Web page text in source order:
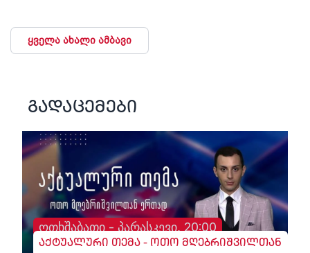
ყველა ახალი ამბავი
გადაცემები
ოთხშაბათი - პარასკევი, 20:00
აქტუალური თემა - ოთო მღებრიშვილთან